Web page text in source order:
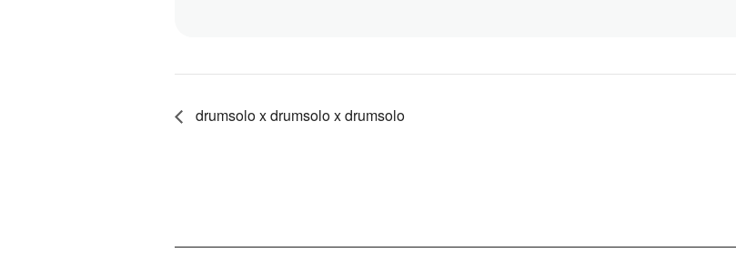
drumsolo x drumsolo x drumsolo